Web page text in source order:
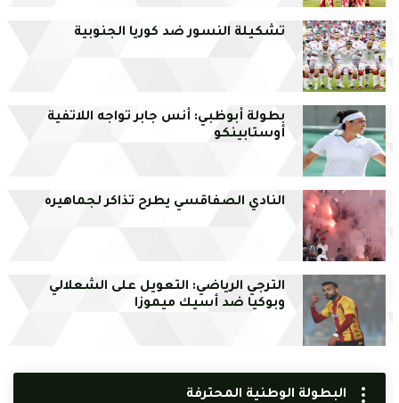
تشكيلة النسور ضد كوريا الجنوبية
بطولة أبوظبي: أنس جابر تواجه اللاتفية
أوستابينكو
النادي الصفاقسي يطرح تذاكر لجماهيره
الترجي الرياضي: التعويل على الشعلالي
وبوكيا ضد أسيك ميموزا
البطولة الوطنية المحترفة